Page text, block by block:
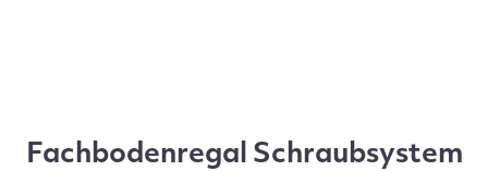
Fachbodenregal Schraubsystem